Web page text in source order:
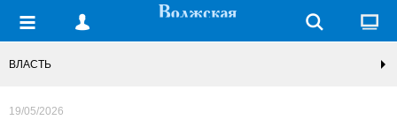
ВЛАСТЬ
19/05/2026